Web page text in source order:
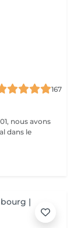
167
avons
dans le